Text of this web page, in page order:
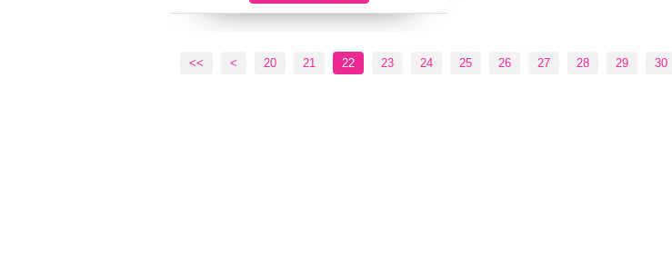
<< < 10
20 21 22 23 24 25 26 27 28 29 30